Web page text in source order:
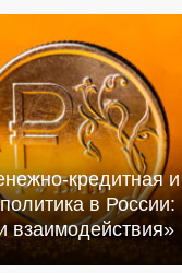
кредитная и
в России:
взаимодействия»